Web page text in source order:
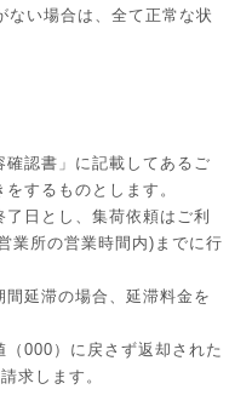
ない場合は、全て正常な状
認書」に記載してあるご
するものとします。
日とし、集荷依頼はご利
業所の営業時間内)までに行
延滞の場合、延滞料金を
000）に戻さず返却された
求します。